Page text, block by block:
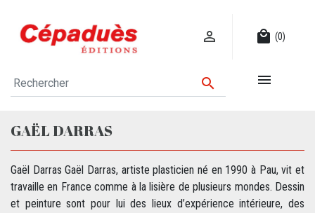
 local_mall (0)
 
GAËL DARRAS
Gaël Darras Gaël Darras, artiste plasticien né en 1990 à Pau, vit et
travaille en France comme à la lisière de plusieurs mondes. Dessin
et peinture sont pour lui des lieux d’expérience intérieure, des